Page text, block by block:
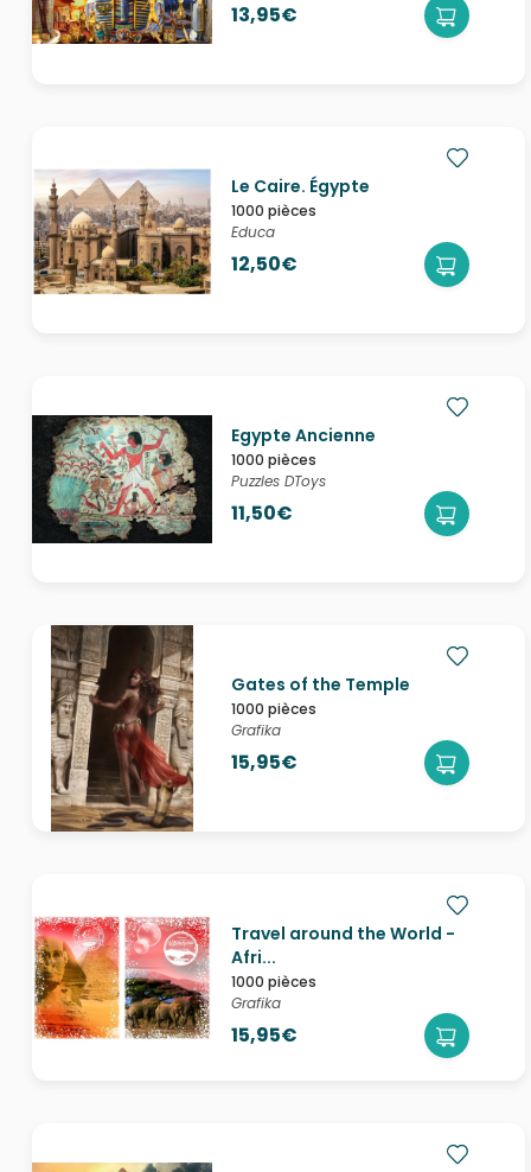
13,95€
Le Caire. Égypte
1000 pièces
Educa
12,50€
Egypte Ancienne
1000 pièces
Puzzles DToys
11,50€
Gates of the Temple
1000 pièces
Grafika
15,95€
Travel around the World -
Afri...
1000 pièces
Grafika
15,95€